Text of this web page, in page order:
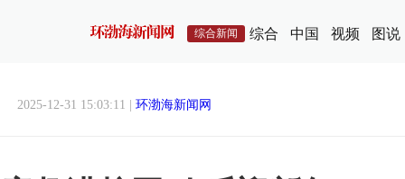
综合新闻 综合 中国 视频 图说
2025-12-31 15:03:11 | 环渤海新闻网